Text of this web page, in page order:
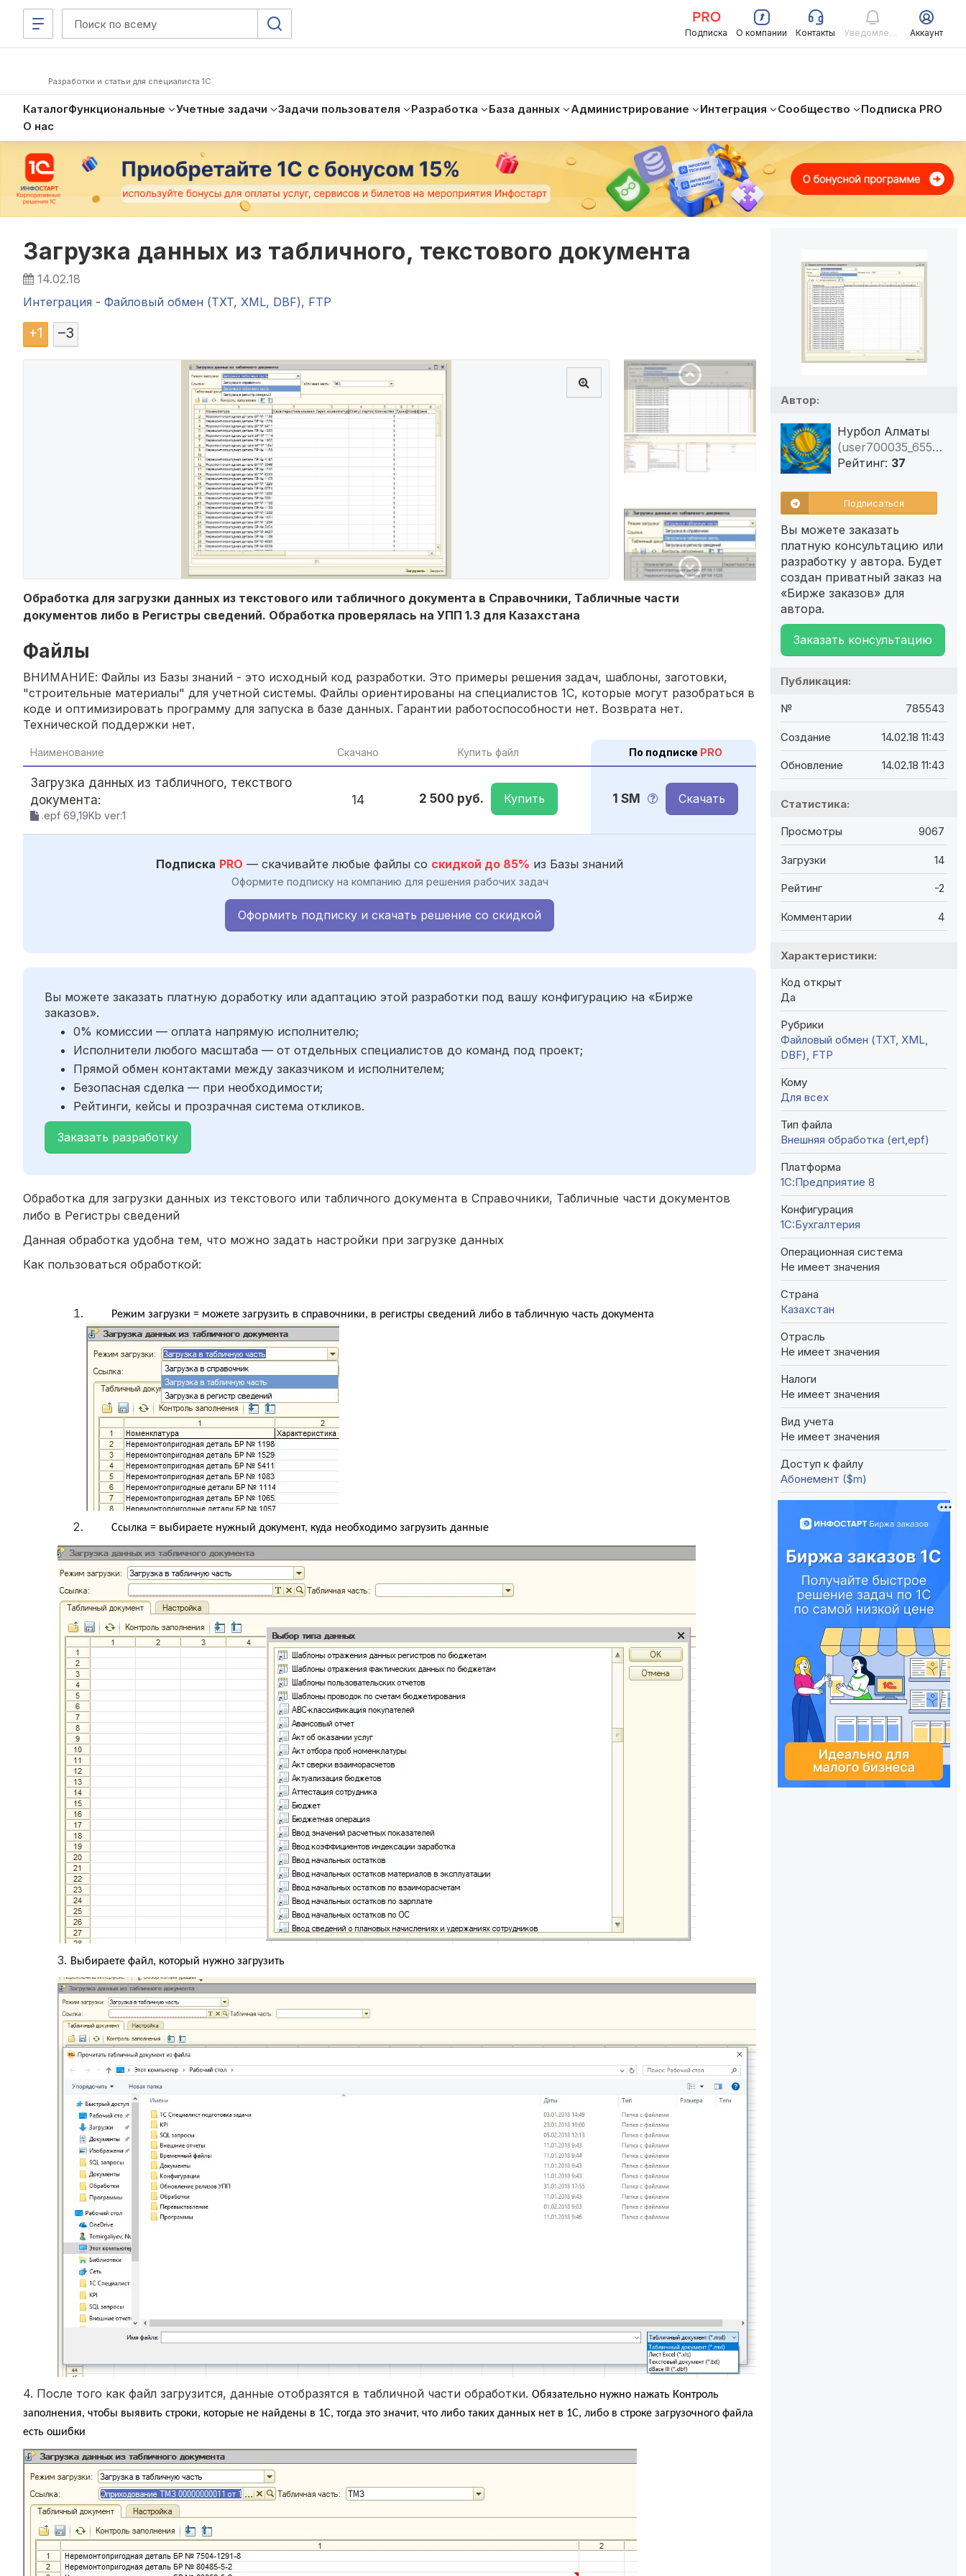
Подписка О компании Контакты Уведомления Аккаунт
Разработки и статьи для специалиста 1С
КаталогФункциональные Учетные задачи Задачи пользователя Разработка База данных Администрирование Интеграция Сообщество
Подписка PRO
О нас
Загрузка данных из табличного, текстового документа
14.02.18
Интеграция - Файловый обмен (TXT, XML, DBF), FTP
+1 –3
Обработка для загрузки данных из текстового или табличного документа в Справочники, Табличные части
документов либо в Регистры сведений. Обработка проверялась на УПП 1.3 для Казахстана
Файлы
ВНИМАНИЕ: Файлы из Базы знаний - это исходный код разработки. Это примеры решения задач, шаблоны, заготовки,
"строительные материалы" для учетной системы. Файлы ориентированы на специалистов 1С, которые могут разобраться в
коде и оптимизировать программу для запуска в базе данных. Гарантии работоспособности нет. Возврата нет.
Технической поддержки нет.
Наименование Скачано Купить файл По подписке PRO
Загрузка данных из табличного, текствого
документа:
.epf 69,19Kb ver:1
14 2 500 руб. Купить 1 SM Скачать
Подписка PRO — скачивайте любые файлы со скидкой до 85% из Базы знаний
Оформите подписку на компанию для решения рабочих задач
Оформить подписку и скачать решение со скидкой
Вы можете заказать платную доработку или адаптацию этой разработки под вашу конфигурацию на «Бирже
заказов».
0% комиссии — оплата напрямую исполнителю;
Исполнители любого масштаба — от отдельных специалистов до команд под проект;
Прямой обмен контактами между заказчиком и исполнителем;
Безопасная сделка — при необходимости;
Рейтинги, кейсы и прозрачная система откликов.
Заказать разработку
Обработка для загрузки данных из текстового или табличного документа в Справочники, Табличные части документов
либо в Регистры сведений
Данная обработка удобна тем, что можно задать настройки при загрузке данных
Как пользоваться обработкой:
Режим загрузки = можете загрузить в справочники, в регистры сведений либо в табличную часть документа
Ссылка = выбираете нужный документ, куда необходимо загрузить данные
3. Выбираете файл, который нужно загрузить
4. После того как файл загрузится, данные отобразятся в табличной части обработки. Обязательно нужно нажать Контроль
заполнения, чтобы выявить строки, которые не найдены в 1С, тогда это значит, что либо таких данных нет в 1С, либо в строке загрузочного файла
есть ошибки
Автор:
Нурбол Алматы
(user700035_6550355)
Рейтинг: 37
Подписаться
Вы можете заказать
платную консультацию или
разработку у автора. Будет
создан приватный заказ на
«Бирже заказов» для
автора.
Заказать консультацию
Публикация:
№ 785543
Создание 14.02.18 11:43
Обновление 14.02.18 11:43
Статистика:
Просмотры 9067
Загрузки 14
Рейтинг -2
Комментарии 4
Характеристики:
Код открыт
Да
Рубрики
Файловый обмен (TXT, XML,
DBF), FTP
Кому
Для всех
Тип файла
Внешняя обработка (ert,epf)
Платформа
1С:Предприятие 8
Конфигурация
1C:Бухгалтерия
Операционная система
Не имеет значения
Страна
Казахстан
Отрасль
Не имеет значения
Налоги
Не имеет значения
Вид учета
Не имеет значения
Доступ к файлу
Абонемент ($m)